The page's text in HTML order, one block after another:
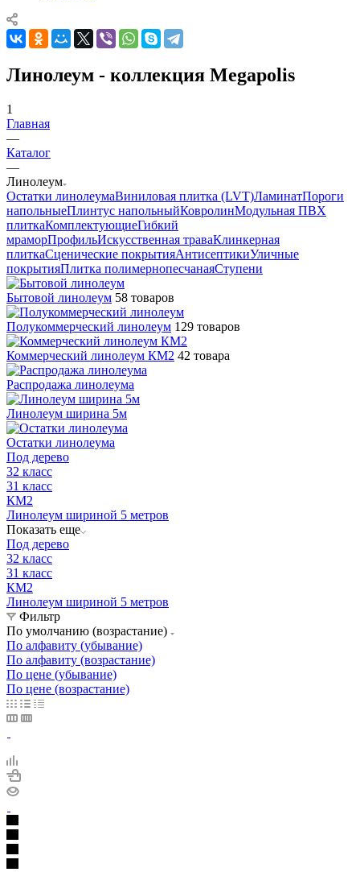
Линолеум - коллекция Megapolis
1
Главная
—
Каталог
—
Линолеум
Остатки линолеумаВиниловая плитка (LVT)ЛаминатПороги
напольныеПлинтус напольныйКовролинМодульная ПВХ
плиткаКомплектующиеГибкий
мраморПрофильИскусственная траваКлинкерная
плиткаСценические покрытияАнтисептикиУличные
покрытияПлитка полимернопесчанаяСтупени
Бытовой линолеум 58 товаров
Полукоммерческий линолеум 129 товаров
Коммерческий линолеум КМ2 42 товара
Распродажа линолеума
Линолеум ширина 5м
Остатки линолеума
Под дерево
32 класс
31 класс
КМ2
Линолеум шириной 5 метров
Показать еще
Под дерево
32 класс
31 класс
КМ2
Линолеум шириной 5 метров
Фильтр
По умолчанию (возрастание)
По алфавиту (убывание)
По алфавиту (возрастание)
По цене (убывание)
По цене (возрастание)